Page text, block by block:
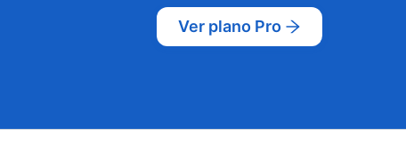
Ver plano Pro